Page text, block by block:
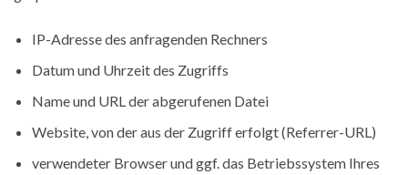
IP-Adresse des anfragenden Rechners
Datum und Uhrzeit des Zugriffs
Name und URL der abgerufenen Datei
Website, von der aus der Zugriff erfolgt (Referrer-URL)
verwendeter Browser und ggf. das Betriebssystem Ihres